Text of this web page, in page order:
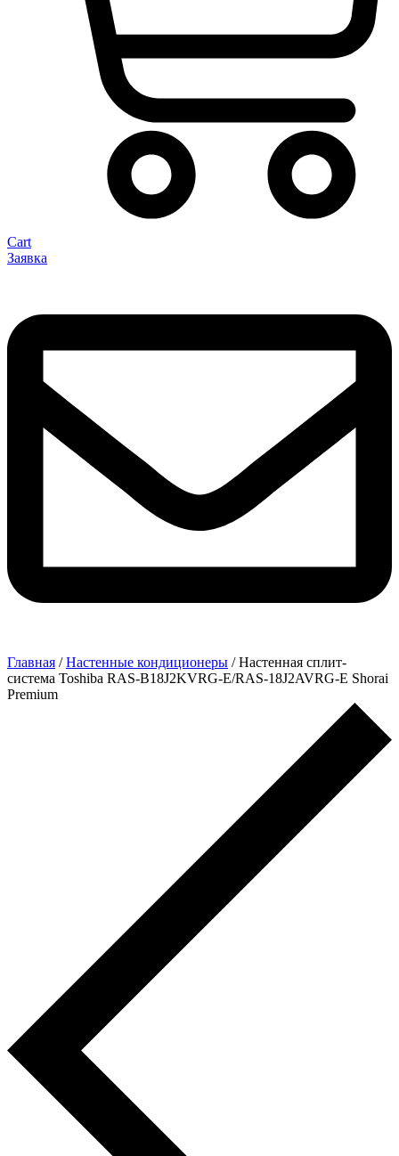
Cart
Заявка
Главная /Настенные кондиционеры / Настенная сплит-
система Toshiba RAS-B18J2KVRG-E/RAS-18J2AVRG-E Shorai
Premium